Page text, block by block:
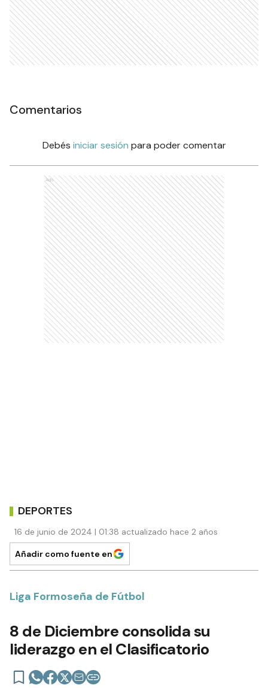
Comentarios
Debés iniciar sesión para poder comentar
Ads
DEPORTES
16 de junio de 2024 | 01:38 actualizado hace 2 años
Añadir como fuente en
Liga Formoseña de Fútbol
8 de Diciembre consolida su
liderazgo en el Clasificatorio